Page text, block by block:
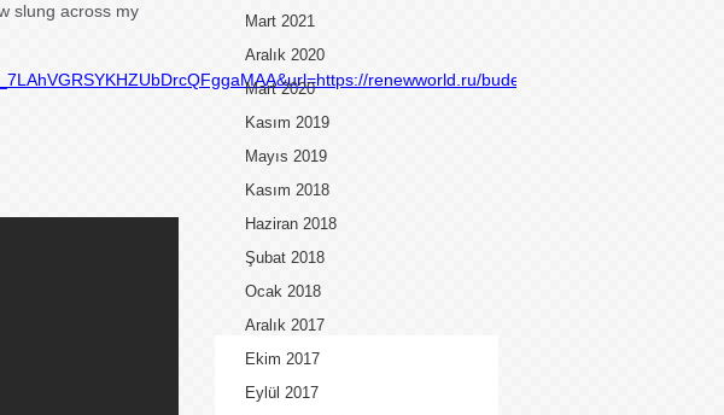
slung across my
renewworld.ru/budet-
Mart 2021
Aralık 2020
Mart 2020
Kasım 2019
Mayıs 2019
Kasım 2018
Haziran 2018
Şubat 2018
Ocak 2018
Aralık 2017
Ekim 2017
Eylül 2017